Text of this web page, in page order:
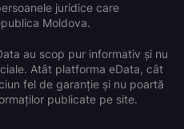
juridice care
Moldova.
au scop pur informativ și nu
Atât platforma eData, cât
fel de garanție și nu poartă
publicate pe site.